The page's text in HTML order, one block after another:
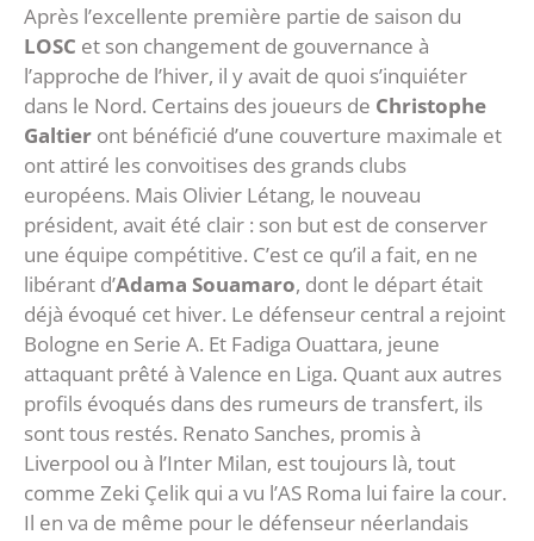
Après l’excellente première partie de saison du
LOSC et son changement de gouvernance à
l’approche de l’hiver, il y avait de quoi s’inquiéter
dans le Nord. Certains des joueurs de Christophe
Galtier ont bénéficié d’une couverture maximale et
ont attiré les convoitises des grands clubs
européens. Mais Olivier Létang, le nouveau
président, avait été clair : son but est de conserver
une équipe compétitive. C’est ce qu’il a fait, en ne
libérant d’Adama Souamaro, dont le départ était
déjà évoqué cet hiver. Le défenseur central a rejoint
Bologne en Serie A. Et Fadiga Ouattara, jeune
attaquant prêté à Valence en Liga. Quant aux autres
profils évoqués dans des rumeurs de transfert, ils
sont tous restés. Renato Sanches, promis à
Liverpool ou à l’Inter Milan, est toujours là, tout
comme Zeki Çelik qui a vu l’AS Roma lui faire la cour.
Il en va de même pour le défenseur néerlandais